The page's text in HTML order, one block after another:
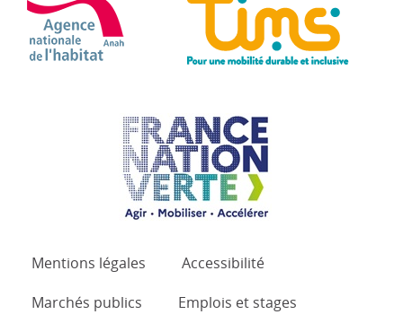
Mentions légales
Accessibilité
Marchés publics
Emplois et stages